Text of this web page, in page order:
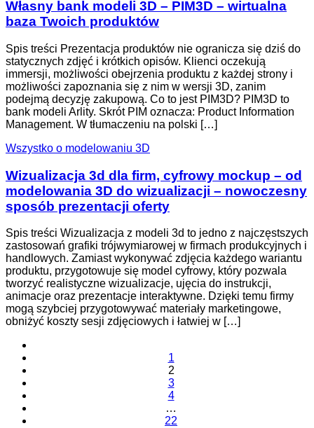
Własny bank modeli 3D – PIM3D – wirtualna
baza Twoich produktów
Spis treści Prezentacja produktów nie ogranicza się dziś do
statycznych zdjęć i krótkich opisów. Klienci oczekują
immersji, możliwości obejrzenia produktu z każdej strony i
możliwości zapoznania się z nim w wersji 3D, zanim
podejmą decyzję zakupową. Co to jest PIM3D? PIM3D to
bank modeli Arlity. Skrót PIM oznacza: Product Information
Management. W tłumaczeniu na polski […]
Wszystko o modelowaniu 3D
Wizualizacja 3d dla firm, cyfrowy mockup – od
modelowania 3D do wizualizacji – nowoczesny
sposób prezentacji oferty
Spis treści Wizualizacja z modeli 3d to jedno z najczęstszych
zastosowań grafiki trójwymiarowej w firmach produkcyjnych i
handlowych. Zamiast wykonywać zdjęcia każdego wariantu
produktu, przygotowuje się model cyfrowy, który pozwala
tworzyć realistyczne wizualizacje, ujęcia do instrukcji,
animacje oraz prezentacje interaktywne. Dzięki temu firmy
mogą szybciej przygotowywać materiały marketingowe,
obniżyć koszty sesji zdjęciowych i łatwiej w […]
1
2
3
4
…
22